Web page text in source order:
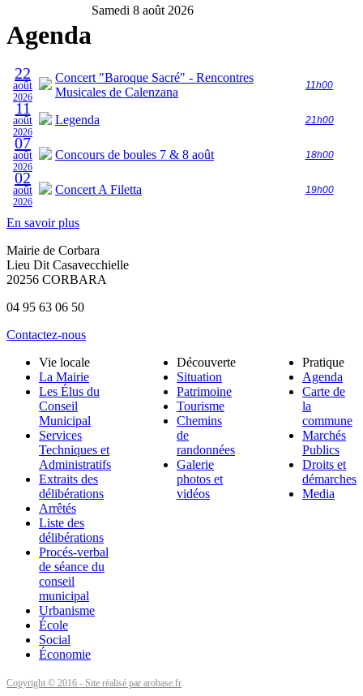
Agenda
Samedi 8 août 2026
22
août
2026
Concert "Baroque Sacré" - Rencontres
Musicales de Calenzana
11h00
11
août
2026
Legenda 21h00
07
août
2026
Concours de boules 7 & 8 août 18h00
02
août
2026
Concert A Filetta 19h00
En savoir plus
Mairie de Corbara
Lieu Dit Casavecchielle
20256 CORBARA
04 95 63 06 50
Contactez-nous
Vie locale
La Mairie
Les Élus du
Conseil
Municipal
Services
Techniques et
Administratifs
Extraits des
délibérations
Arrêtés
Liste des
délibérations
Procés-verbal
de séance du
conseil
municipal
Urbanisme
École
Social
Économie
Découverte
Situation
Patrimoine
Tourisme
Chemins
de
randonnées
Galerie
photos et
vidéos
Pratique
Agenda
Carte de
la
commune
Marchés
Publics
Droits et
démarches
Media
Copyright © 2016 - Site réalisé par arobase.fr